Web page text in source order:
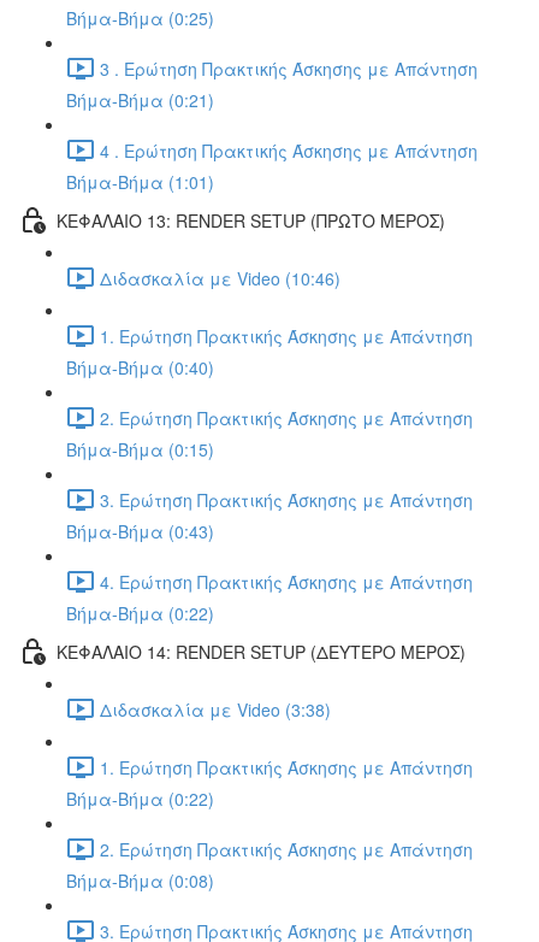
Βήμα-Βήμα (0:25)
3 . Ερώτηση Πρακτικής Άσκησης με Απάντηση
Βήμα-Βήμα (0:21)
4 . Ερώτηση Πρακτικής Άσκησης με Απάντηση
Βήμα-Βήμα (1:01)
ΚΕΦΑΛΑΙΟ 13: RENDER SETUP (ΠΡΩΤΟ ΜΕΡΟΣ)
Διδασκαλία με Video (10:46)
1. Ερώτηση Πρακτικής Άσκησης με Απάντηση
Βήμα-Βήμα (0:40)
2. Ερώτηση Πρακτικής Άσκησης με Απάντηση
Βήμα-Βήμα (0:15)
3. Ερώτηση Πρακτικής Άσκησης με Απάντηση
Βήμα-Βήμα (0:43)
4. Ερώτηση Πρακτικής Άσκησης με Απάντηση
Βήμα-Βήμα (0:22)
ΚΕΦΑΛΑΙΟ 14: RENDER SETUP (ΔΕΥΤΕΡΟ ΜΕΡΟΣ)
Διδασκαλία με Video (3:38)
1. Ερώτηση Πρακτικής Άσκησης με Απάντηση
Βήμα-Βήμα (0:22)
2. Ερώτηση Πρακτικής Άσκησης με Απάντηση
Βήμα-Βήμα (0:08)
3. Ερώτηση Πρακτικής Άσκησης με Απάντηση